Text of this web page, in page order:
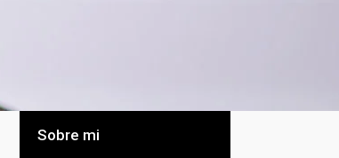
Sobre mi